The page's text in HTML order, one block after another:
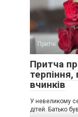
Притчі
Притча
вчинків
У невеликому
дітей. Батько